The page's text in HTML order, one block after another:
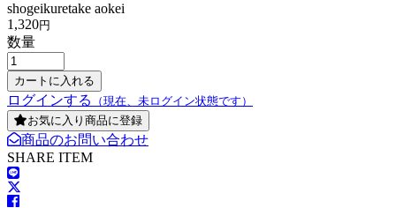
shogeikuretake aokei
1,320円
数量
ログインする
（現在、未ログイン状態です）
お気に入り商品に登録
商品のお問い合わせ
SHARE ITEM